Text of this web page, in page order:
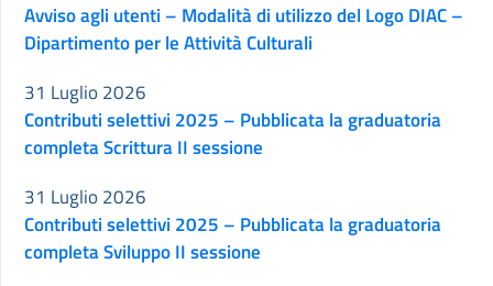
Avviso agli utenti – Modalità di utilizzo del Logo DIAC –
Dipartimento per le Attività Culturali
Contributi selettivi 2025 – Pubblicata la graduatoria
completa Scrittura II sessione
31 Luglio 2026
Contributi selettivi 2025 – Pubblicata la graduatoria
completa Sviluppo II sessione
31 Luglio 2026